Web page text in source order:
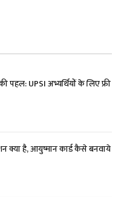
पहल: UPSI अभ्यर्थियों के लिए फ्री
क्या है, आयुष्मान कार्ड कैसे बनवाये